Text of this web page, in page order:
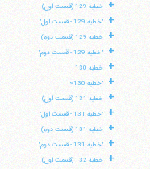
+ خطبه 129 (قسمت اول)
+ "خطبه 129 - قسمت اول"
+ خطبه 129 (قسمت دوم)
+ "خطبه 129 - قسمت دوم"
+ خطبه 130
+ "خطبه 130»
+ خطبه 131 (قسمت اول)
+ "خطبه 131 - قسمت اول"
+ خطبه 131 (قسمت دوم)
+ "خطبه 131 - قسمت دوم"
+ خطبه 132 (قسمت اول)